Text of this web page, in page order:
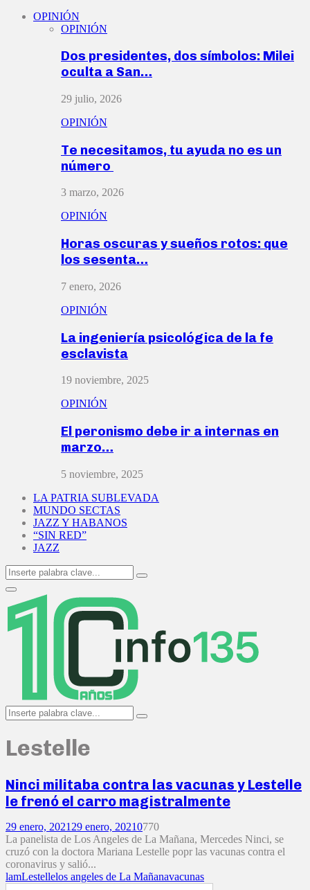
OPINIÓN
OPINIÓN
Dos presidentes, dos símbolos: Milei
oculta a San…
29 julio, 2026
OPINIÓN
Te necesitamos, tu ayuda no es un
número
3 marzo, 2026
OPINIÓN
Horas oscuras y sueños rotos: que
los sesenta…
7 enero, 2026
OPINIÓN
La ingeniería psicológica de la fe
esclavista
19 noviembre, 2025
OPINIÓN
El peronismo debe ir a internas en
marzo…
5 noviembre, 2025
LA PATRIA SUBLEVADA
MUNDO SECTAS
JAZZ Y HABANOS
“SIN RED”
JAZZ
Search
for:
Search
Primary
Menu
Search
for:
Search
Lestelle
Ninci militaba contra las vacunas y Lestelle
le frenó el carro magistralmente
29 enero, 2021 29 enero, 20210770
La panelista de Los Angeles de La Mañana, Mercedes Ninci, se
cruzó con la doctora Mariana Lestelle popr las vacunas contra el
coronavirus y salió...
lamLestellelos angeles de La Mañanavacunas